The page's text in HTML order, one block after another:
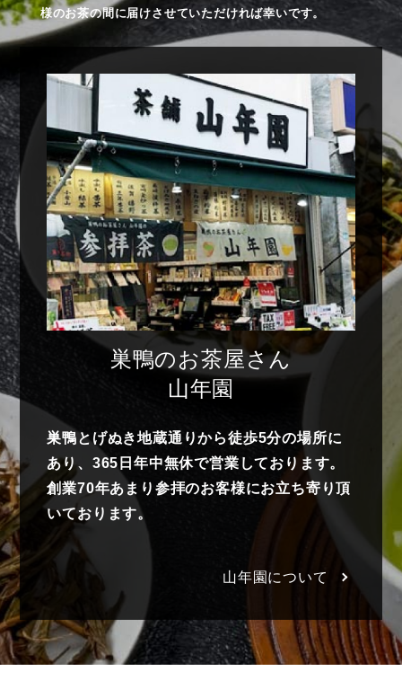
様のお茶の間に届けさせていただければ幸いです。
巣鴨のお茶屋さん
山年園
巣鴨とげぬき地蔵通りから徒歩5分の場所に
あり、365日年中無休で営業しております。
創業70年あまり参拝のお客様にお立ち寄り頂
いております。
山年園について